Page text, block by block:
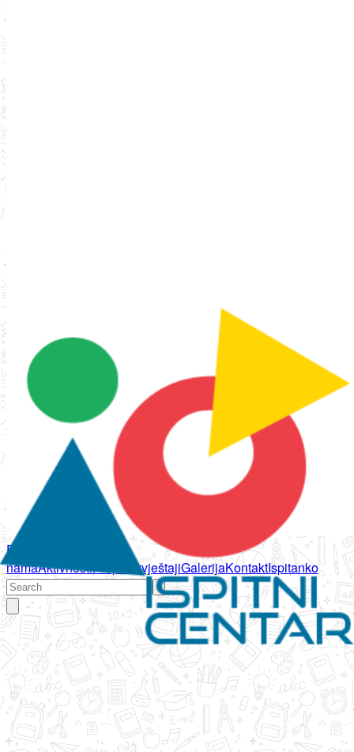
Početna
namaAktivnostiPropisi IzvještajiGalerijaKontaktIspitanko